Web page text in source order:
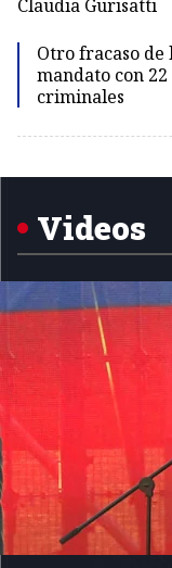
Claudia Gurisatti
Otro fracaso de
mandato con
criminales
1
Videos